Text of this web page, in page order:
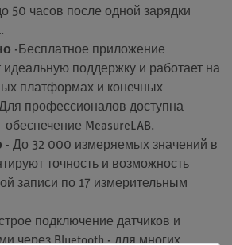
50 часов после одной зарядки
-Бесплатное приложение
идеальную поддержку и работает на
платформах и конечных
профессионалов доступна
MeasureLAB.
- До 32 000 измеряемых значений в
точность и возможность
записи по 17 измерительным
подключение датчиков и
через Bluetooth - для многих